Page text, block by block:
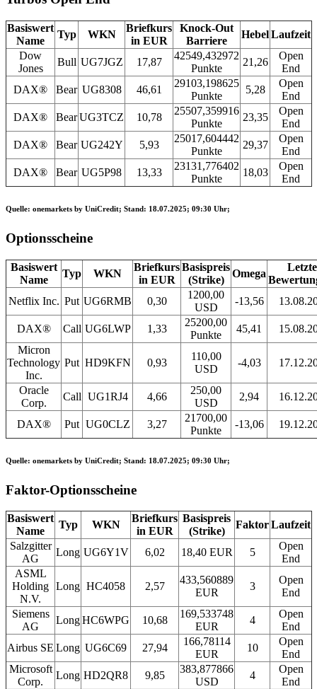
Basiswert
Name
Typ WKN
Briefkurs
in EUR
Knock-Out
Barriere
HebelLaufzeit
Dow
Jones
Bull UG7JGZ 17,87
42549,432972
Punkte
21,26
Open
End
DAX®
Bear UG8308 46,61
29103,198625
Punkte
5,28
Open
End
DAX®
BearUG3TCZ 10,78
25507,359916
Punkte
23,35
Open
End
DAX®
Bear UG242Y 5,93
25017,604442
Punkte
29,37
Open
End
DAX®
Bear UG5P98 13,33
23131,776402
Punkte
18,03
Open
End
Quelle: onemarkets by UniCredit; Stand: 18.07.2025; 09:30 Uhr;
Optionsscheine
Basiswert
Name
Typ WKN
Briefkurs
in EUR
Basispreis
(Strike)
Omega
Netflix Inc. Put UG6RMB 0,30
1200,00
USD
-13,56
DAX® Call UG6LWP 1,33
25200,00
Punkte
45,41
Micron
Technology
Inc.
Put HD9KFN 0,93
110,00
USD
-4,03
Oracle
Corp.
Call UG1RJ4 4,66
250,00
USD
2,94
DAX® Put UG0CLZ 3,27
21700,00
Punkte
-13,06
Quelle: onemarkets by UniCredit; Stand: 18.07.2025; 09:30 Uhr;
Faktor-Optionsscheine
Basiswert
Name
Typ WKN
Briefkurs
in EUR
Basispreis
(Strike)
FaktorLaufzeit
Salzgitter
AG
Long UG6Y1V 6,02 18,40 EUR 5
Open
End
ASML
Holding
N.V.
Long HC4058 2,57
433,560889
EUR
3
Open
End
Siemens
AG
LongHC6WPG 10,68
169,533748
EUR
4
Open
End
Airbus SE Long UG6C69 27,94
166,78114
EUR
10
Open
End
Microsoft
Corp.
Long HD2QR8 9,85
383,877866
USD
4
Open
End